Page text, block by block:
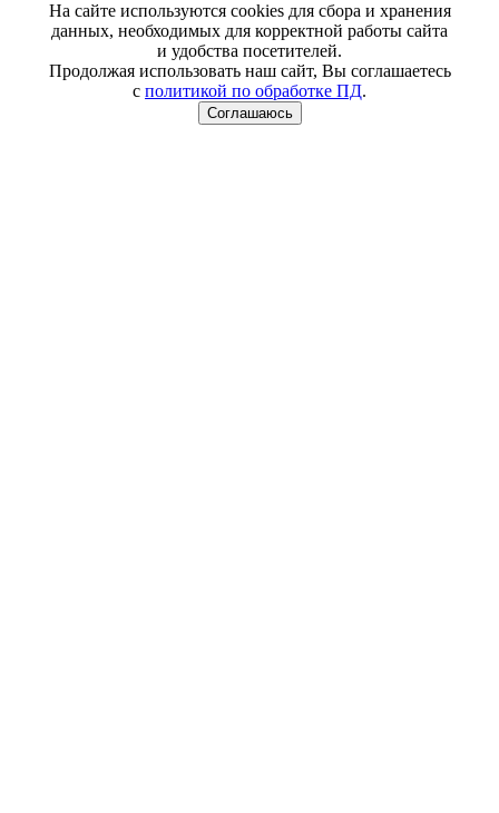
На сайте используются cookies для сбора и хранения
данных, необходимых для корректной работы сайта
и удобства посетителей.
Продолжая использовать наш сайт, Вы соглашаетесь
с политикой по обработке ПД.
Соглашаюсь